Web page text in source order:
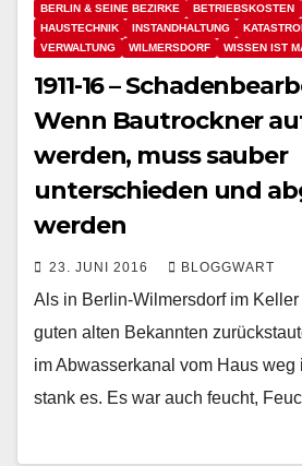
BERLIN & SEINE BEZIRKE BETRIEBSKOSTEN
HAUSTECHNIK
INSTANDHALTUNG
VERWALTUNG
WILMERSDORF WISSEN IST
1911-16 –
Wenn Bautrockner
werden, muss sauber
unterschieden und
werden
23. JUNI 2016 BLOGGWART
Als in Berlin-Wilmersdorf im
guten alten Bekannten
im Abwasserkanal vom Haus weg
stank es. Es war auch feucht,